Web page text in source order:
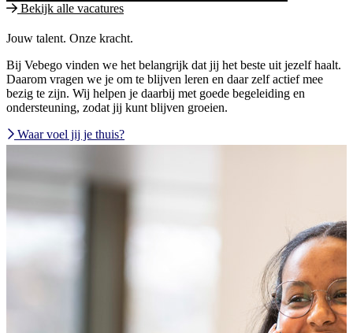
Bekijk alle vacatures
Jouw talent. Onze kracht.
Bij Vebego vinden we het belangrijk dat jij het beste uit jezelf haalt.
Daarom vragen we je om te blijven leren en daar zelf actief mee
bezig te zijn. Wij helpen je daarbij met goede begeleiding en
ondersteuning, zodat jij kunt blijven groeien.
Waar voel jij je thuis?